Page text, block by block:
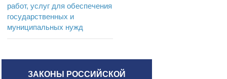
работ, услуг для обеспечения
государственных и
муниципальных нужд
ЗАКОНЫ РОССИЙСКОЙ